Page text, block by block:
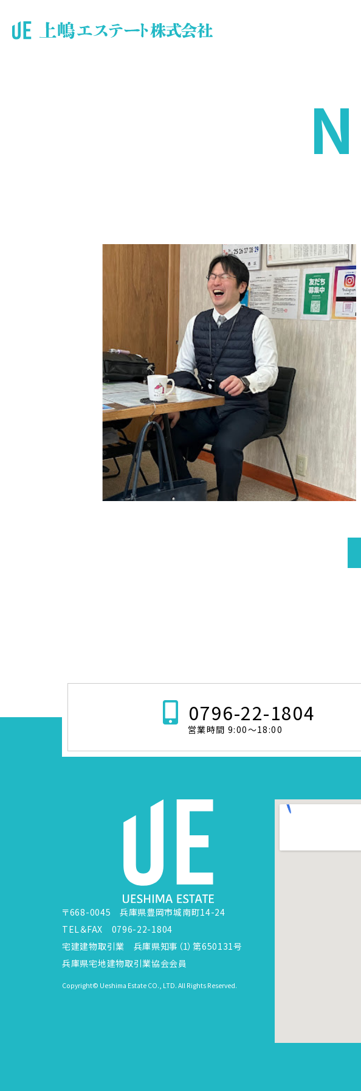
0796-22-1804
営業時間 9:00～18:00
〒668-0045 兵庫県豊岡市城南町14-24
TEL＆FAX 0796-22-1804
宅建建物取引業 兵庫県知事（1）第650131号
兵庫県宅地建物取引業協会会員
Copyright© Ueshima Estate CO., LTD. All Rights Reserved.